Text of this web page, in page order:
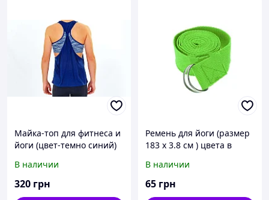
Майка-топ для фитнеса и
йоги (цвет-темно синий)
В наличии
320 грн
Ремень для йоги (размер
183 х 3.8 см ) цвета в
В наличии
65 грн